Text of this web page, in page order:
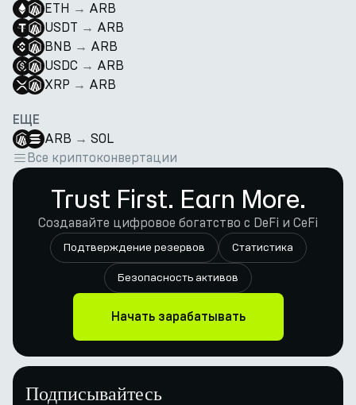
ETH → ARB
USDT → ARB
BNB → ARB
USDC → ARB
XRP → ARB
ЕЩЕ
ARB → SOL
Все криптоконвертации
Trust First. Earn More.
Создавайте цифровое богатство с DeFi и CeFi
Подтверждение резервов Статистика
Безопасность активов
Начать зарабатывать
Подписывайтесь